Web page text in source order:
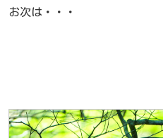
お次は・・・